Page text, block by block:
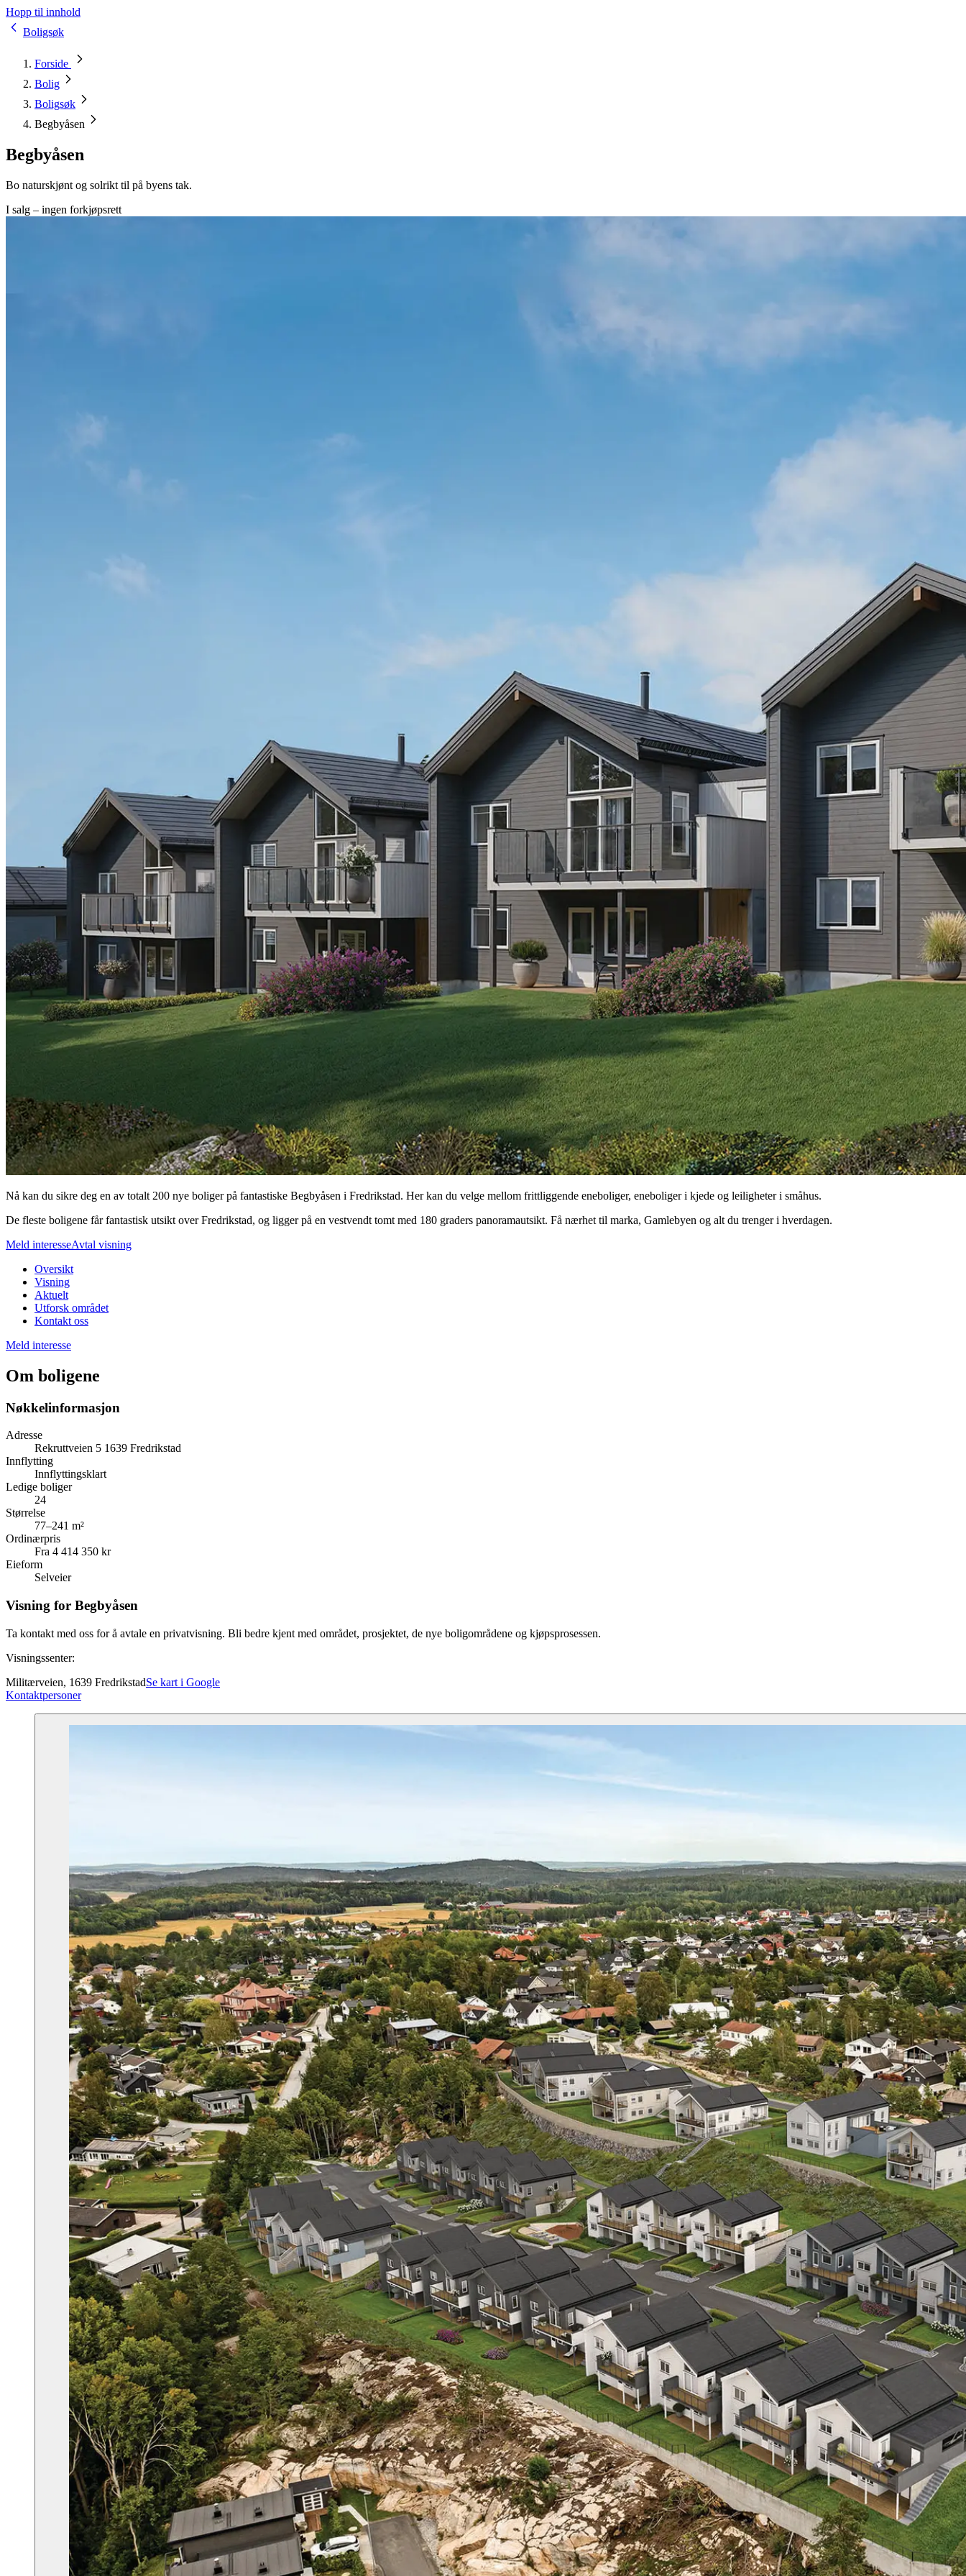
Hopp til innhold
Boligsøk
Forside
Bolig
Boligsøk
Begbyåsen
Begbyåsen
Bo naturskjønt og solrikt til på byens tak.
I salg – ingen forkjøpsrett
Nå kan du sikre deg en av totalt 200 nye boliger på fantastiske Begbyåsen i Fredrikstad. Her kan du velge mellom frittliggende eneboliger, eneboliger i kjede og leiligheter i småhus.
De fleste boligene får fantastisk utsikt over Fredrikstad, og ligger på en vestvendt tomt med 180 graders panoramautsikt. Få nærhet til marka, Gamlebyen og alt du trenger i hverdagen.
Meld interesseAvtal visning
Oversikt
Visning
Aktuelt
Utforsk området
Kontakt oss
Meld interesse
Om boligene
Nøkkelinformasjon
Adresse
Rekruttveien 5 1639 Fredrikstad
Innflytting
Innflyttingsklart
Ledige boliger
24
Størrelse
77–241 m²
Ordinærpris
Fra 4 414 350 kr
Eieform
Selveier
Visning for Begbyåsen
Ta kontakt med oss for å avtale en privatvisning. Bli bedre kjent med området, prosjektet, de nye boligområdene og kjøpsprosessen.
Visningssenter:
Militærveien, 1639 FredrikstadSe kart i Google
Kontaktpersoner